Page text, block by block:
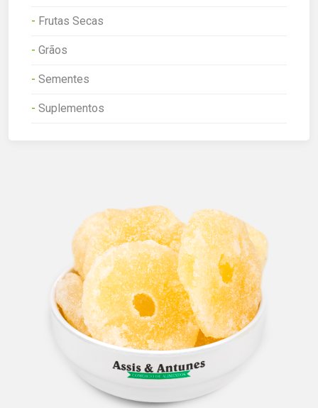
- Frutas Secas
- Grãos
- Sementes
- Suplementos